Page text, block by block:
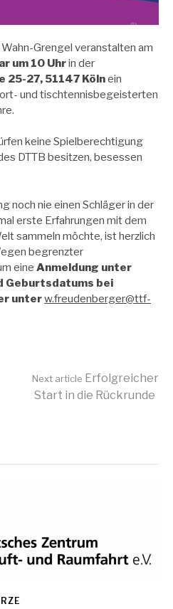
Grengel veranstalten am
um 10 Uhrin der
25-27, 51147 Kölnein
und tischtennisbegeisterten
keine Spielberechtigung
DTTB besitzen, besessen
noch nie einen Schläger in der
erste Erfahrungen mit dem
sammeln möchte, ist herzlich
begrenzter
eine Anmeldung unter
Geburtsdatums bei
unterw.freudenberger@ttf-
Next article Erfolgreicher
Start in die Rückrunde